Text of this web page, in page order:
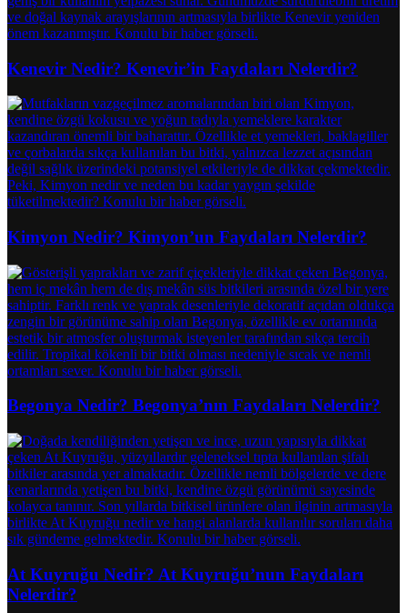
Kenevir Nedir? Kenevir’in Faydaları Nelerdir?
Kimyon Nedir? Kimyon’un Faydaları Nelerdir?
Begonya Nedir? Begonya’nın Faydaları Nelerdir?
At Kuyruğu Nedir? At Kuyruğu’nun Faydaları
Nelerdir?